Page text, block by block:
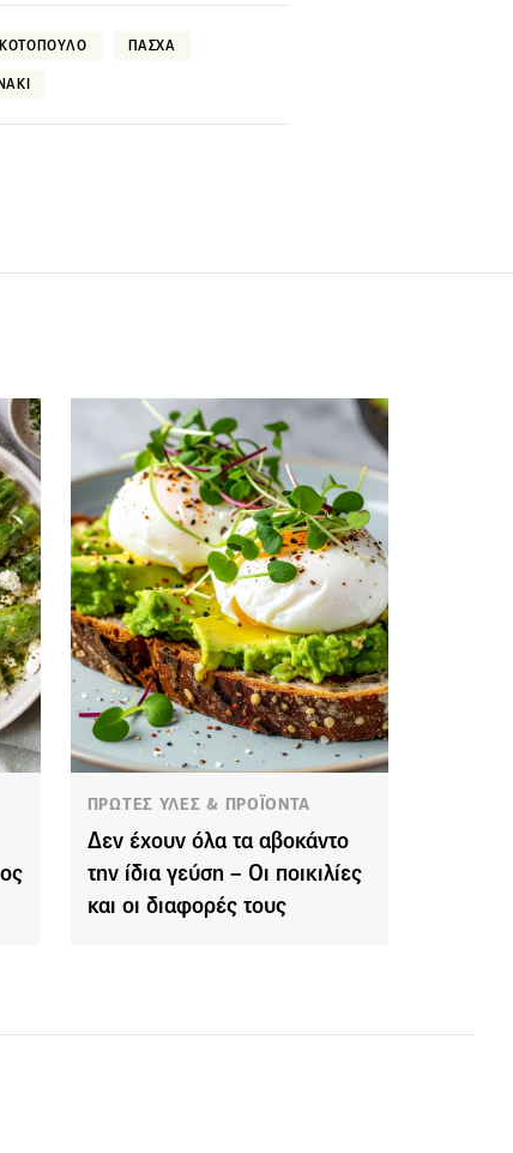
ΚΟΤΟΠΟΥΛΟ ΠΑΣΧΑ
ΠΡΩΤΕΣ ΥΛΕΣ & ΠΡΟΪΟΝΤΑ
Δεν έχουν όλα τα αβοκάντο
την ίδια γεύση – Οι ποικιλίες
και οι διαφορές τους